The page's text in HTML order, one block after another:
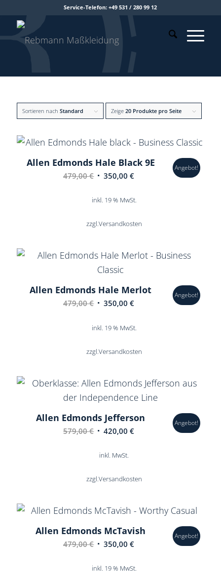
Service-Telefon: +49 531 / 280 99 12
Sortieren nach Standard Zeige 20 Produkte pro Seite
Allen Edmonds Hale Black 9E
479,00€ Ursprünglicher
war:
350,00€Aktueller
ist:
Angebot!
inkl. 19 % MwSt.
zzgl.Versandkosten
Allen Edmonds Hale Merlot
479,00€ Ursprünglicher
war:
350,00€Aktueller
ist:
Angebot!
inkl. 19 % MwSt.
zzgl.Versandkosten
Allen Edmonds Jefferson
579,00€ Ursprünglicher
war:
420,00€Aktueller
Angebot!
inkl. MwSt.
zzgl.Versandkosten
Allen Edmonds McTavish
479,00€ Ursprünglicher
war:
350,00€Aktueller
ist:
Angebot!
inkl. 19 % MwSt.